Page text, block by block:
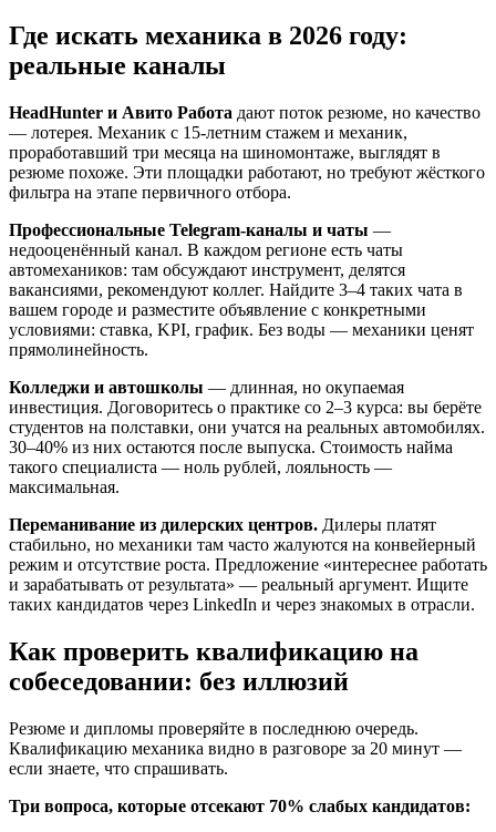
Где искать механика в 2026 году:
реальные каналы
HeadHunter и Авито Работа дают поток резюме, но качество
— лотерея. Механик с 15-летним стажем и механик,
проработавший три месяца на шиномонтаже, выглядят в
резюме похоже. Эти площадки работают, но требуют жёсткого
фильтра на этапе первичного отбора.
Профессиональные Telegram-каналы и чаты —
недооценённый канал. В каждом регионе есть чаты
автомехаников: там обсуждают инструмент, делятся
вакансиями, рекомендуют коллег. Найдите 3–4 таких чата в
вашем городе и разместите объявление с конкретными
условиями: ставка, KPI, график. Без воды — механики ценят
прямолинейность.
Колледжи и автошколы — длинная, но окупаемая
инвестиция. Договоритесь о практике со 2–3 курса: вы берёте
студентов на полставки, они учатся на реальных автомобилях.
30–40% из них остаются после выпуска. Стоимость найма
такого специалиста — ноль рублей, лояльность —
максимальная.
Переманивание из дилерских центров. Дилеры платят
стабильно, но механики там часто жалуются на конвейерный
режим и отсутствие роста. Предложение «интереснее работать
и зарабатывать от результата» — реальный аргумент. Ищите
таких кандидатов через LinkedIn и через знакомых в отрасли.
Как проверить квалификацию на
собеседовании: без иллюзий
Резюме и дипломы проверяйте в последнюю очередь.
Квалификацию механика видно в разговоре за 20 минут —
если знаете, что спрашивать.
Три вопроса, которые отсекают 70% слабых кандидатов: